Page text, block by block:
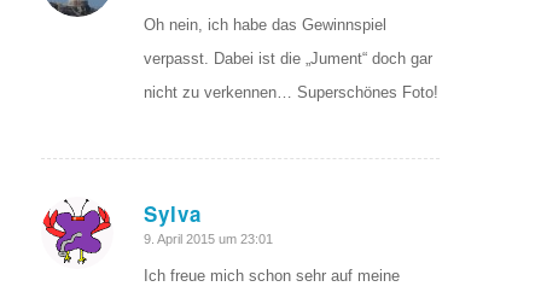
Oh nein, ich habe das Gewinnspiel
verpasst. Dabei ist die „Jument“ doch gar
nicht zu verkennen… Superschönes Foto!
Sylva
sagte:
9. April 2015 um 23:01
Ich freue mich schon sehr auf meine